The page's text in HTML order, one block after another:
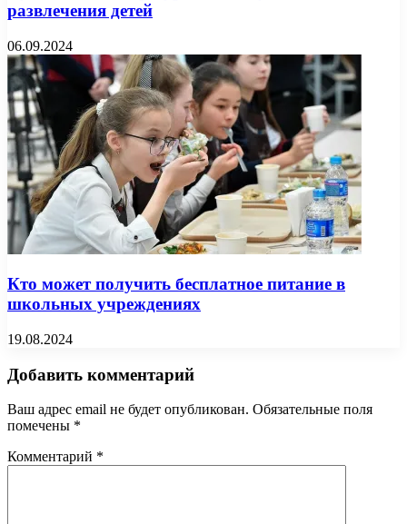
развлечения детей
06.09.2024
Кто может получить бесплатное питание в
школьных учреждениях
19.08.2024
Добавить комментарий
Ваш адрес email не будет опубликован. Обязательные поля
помечены *
Комментарий *